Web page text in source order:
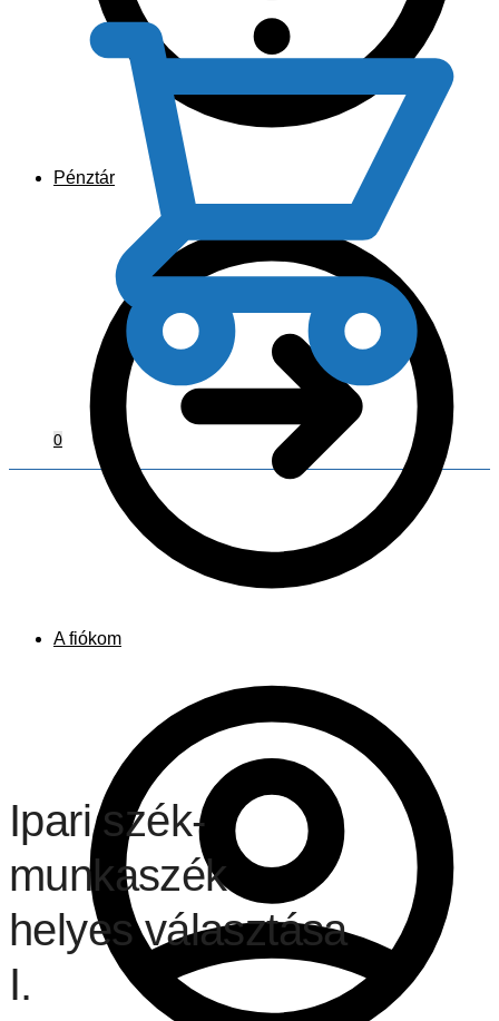
Pénztár
A fiókom
0
Ipari szék-
munkaszék
helyes választása
I.